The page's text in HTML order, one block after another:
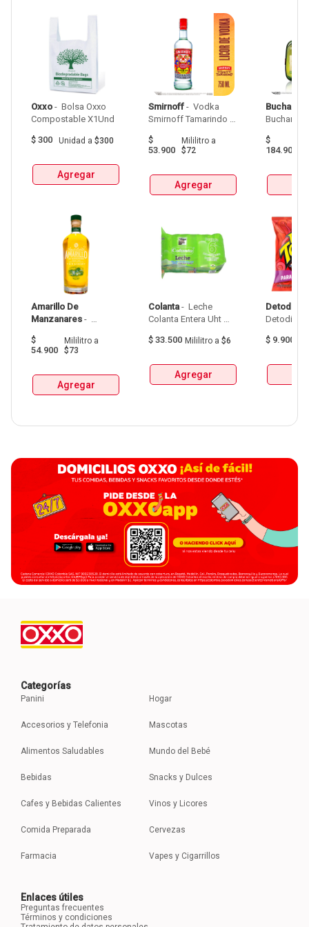
Oxxo - Bolsa Oxxo
$ 300 Unidad a $300
Agregar
Amarillo De
Manzanares -
De Manzanares
$
54.900
Mililitroa
$73
Agregar
Smirnoff - Vodka
Smirnoff Tamarindo
$
53.900
Mililitroa
$72
Agregar
Colanta - Leche
Colanta Entera Uht
$ 33.500 Mililitro a $6
Agregar
$
184.900
Detodito
$ 9.900
Categorías
Panini
Accesorios y Telefonia
Alimentos Saludables
Bebidas
Cafes y Bebidas Calientes
Comida Preparada
Farmacia
Hogar
Mascotas
Mundo del Bebé
Snacks y Dulces
Vinos y Licores
Cervezas
Vapes y Cigarrillos
Enlaces útiles
Preguntas frecuentes
Términos y condiciones